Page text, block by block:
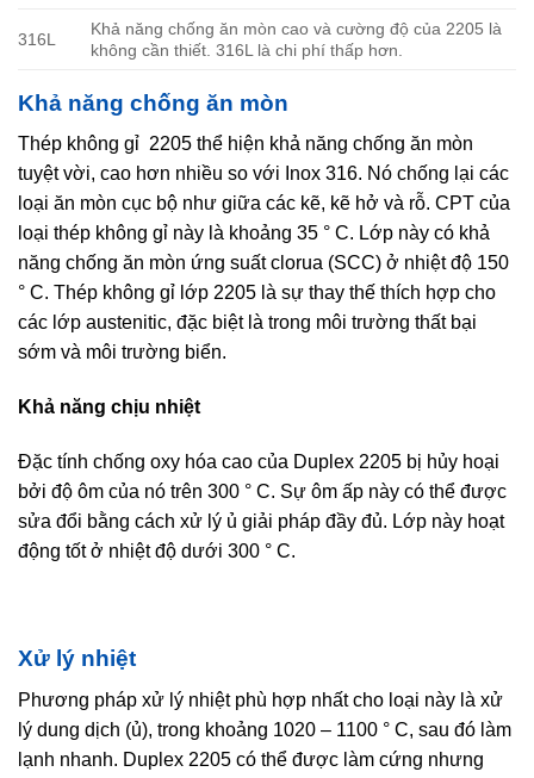
316L
Khả năng chống ăn mòn cao và cường độ của 2205 là
không cần thiết. 316L là chi phí thấp hơn.
Khả năng chống ăn mòn
Thép không gỉ 2205 thể hiện khả năng chống ăn mòn
tuyệt vời, cao hơn nhiều so với Inox 316. Nó chống lại các
loại ăn mòn cục bộ như giữa các kẽ, kẽ hở và rỗ. CPT của
loại thép không gỉ này là khoảng 35 ° C. Lớp này có khả
năng chống ăn mòn ứng suất clorua (SCC) ở nhiệt độ 150
° C. Thép không gỉ lớp 2205 là sự thay thế thích hợp cho
các lớp austenitic, đặc biệt là trong môi trường thất bại
sớm và môi trường biển.
Khả năng chịu nhiệt
Đặc tính chống oxy hóa cao của Duplex 2205 bị hủy hoại
bởi độ ôm của nó trên 300 ° C. Sự ôm ấp này có thể được
sửa đổi bằng cách xử lý ủ giải pháp đầy đủ. Lớp này hoạt
động tốt ở nhiệt độ dưới 300 ° C.
Xử lý nhiệt
Phương pháp xử lý nhiệt phù hợp nhất cho loại này là xử
lý dung dịch (ủ), trong khoảng 1020 – 1100 ° C, sau đó làm
lạnh nhanh. Duplex 2205 có thể được làm cứng nhưng